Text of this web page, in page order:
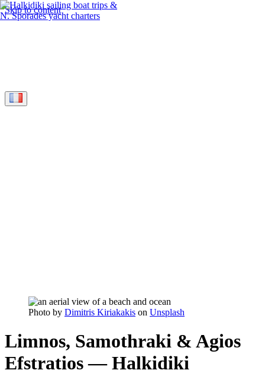
Skip to content
Photo by Dimitris Kiriakakis on Unsplash
Limnos, Samothraki & Agios
Efstratios — Halkidiki